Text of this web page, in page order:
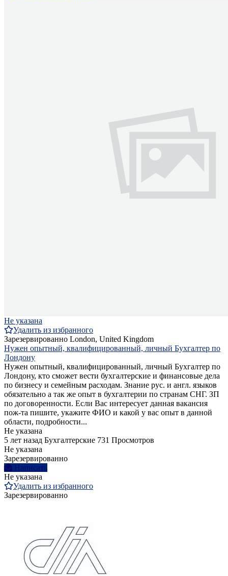
Не указана
Удалить из избранного
Зарезервированно London, United Kingdom
Нужен опытный, квалифицированный, личный Бухгалтер по
Лондону
Нужен опытный, квалифицированный, личный Бухгалтер по
Лондону, кто сможет вести бухгалтерские и финансовые дела
по бизнесу и семейным расходам. Знание рус. и англ. языков
обязательно а так же опыт в бухгалтерии по странам СНГ. ЗП
по договоренности. Если Вас интересует данная вакансия
пож-та пишите, укажите ФИО и какой у вас опыт в данной
области, подробности...
Не указана
5 лет назад Бухгалтерские 731 Просмотров
Не указана
Зарезервированно
Написать
Не указана
Удалить из избранного
Зарезервированно